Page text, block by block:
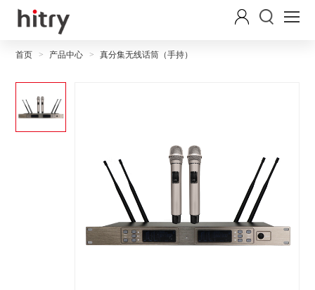
首页 > 产品中心 > 真分集无线话筒（手持）